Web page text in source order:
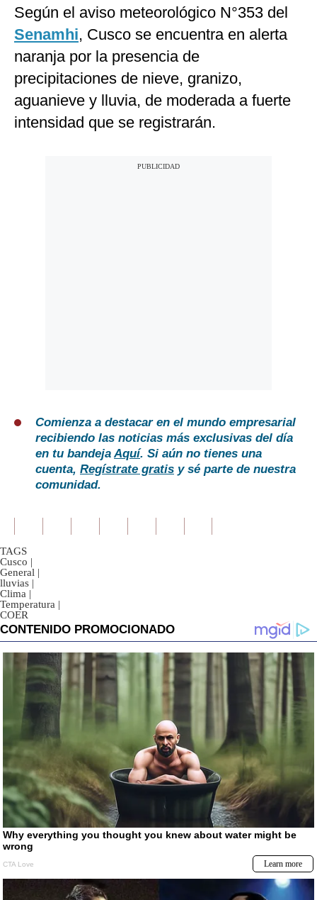
Según el aviso meteorológico N°353 del
Senamhi, Cusco se encuentra en alerta
naranja por la presencia de
precipitaciones de nieve, granizo,
aguanieve y lluvia, de moderada a fuerte
intensidad que se registrarán.
Comienza a destacar en el mundo empresarial
recibiendo las noticias más exclusivas del día
en tu bandejaAquí. Si aún no tienes una
cuenta, Regístrate gratis y sé parte de nuestra
comunidad.
TAGS
Cusco |
General |
lluvias |
Clima |
Temperatura |
COER